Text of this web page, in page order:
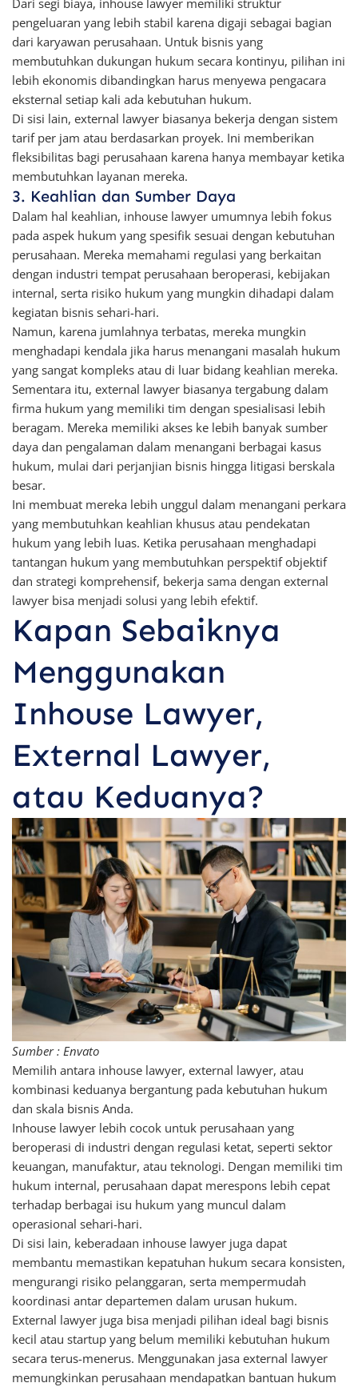
Dari segi biaya, inhouse lawyer memiliki struktur
pengeluaran yang lebih stabil karena digaji sebagai bagian
dari karyawan perusahaan. Untuk bisnis yang
membutuhkan dukungan hukum secara kontinyu, pilihan ini
lebih ekonomis dibandingkan harus menyewa pengacara
eksternal setiap kali ada kebutuhan hukum.
Di sisi lain, external lawyer biasanya bekerja dengan sistem
tarif per jam atau berdasarkan proyek. Ini memberikan
fleksibilitas bagi perusahaan karena hanya membayar ketika
membutuhkan layanan mereka.
3. Keahlian dan Sumber Daya
Dalam hal keahlian, inhouse lawyer umumnya lebih fokus
pada aspek hukum yang spesifik sesuai dengan kebutuhan
perusahaan. Mereka memahami regulasi yang berkaitan
dengan industri tempat perusahaan beroperasi, kebijakan
internal, serta risiko hukum yang mungkin dihadapi dalam
kegiatan bisnis sehari-hari.
Namun, karena jumlahnya terbatas, mereka mungkin
menghadapi kendala jika harus menangani masalah hukum
yang sangat kompleks atau di luar bidang keahlian mereka.
Sementara itu, external lawyer biasanya tergabung dalam
firma hukum yang memiliki tim dengan spesialisasi lebih
beragam. Mereka memiliki akses ke lebih banyak sumber
daya dan pengalaman dalam menangani berbagai kasus
hukum, mulai dari perjanjian bisnis hingga litigasi berskala
besar.
Ini membuat mereka lebih unggul dalam menangani perkara
yang membutuhkan keahlian khusus atau pendekatan
hukum yang lebih luas. Ketika perusahaan menghadapi
tantangan hukum yang membutuhkan perspektif objektif
dan strategi komprehensif, bekerja sama dengan external
lawyer bisa menjadi solusi yang lebih efektif.
Kapan Sebaiknya
Menggunakan
Inhouse Lawyer,
External Lawyer,
atau Keduanya?
Sumber : Envato
Memilih antara inhouse lawyer, external lawyer, atau
kombinasi keduanya bergantung pada kebutuhan hukum
dan skala bisnis Anda.
Inhouse lawyer lebih cocok untuk perusahaan yang
beroperasi di industri dengan regulasi ketat, seperti sektor
keuangan, manufaktur, atau teknologi. Dengan memiliki tim
hukum internal, perusahaan dapat merespons lebih cepat
terhadap berbagai isu hukum yang muncul dalam
operasional sehari-hari.
Di sisi lain, keberadaan inhouse lawyer juga dapat
membantu memastikan kepatuhan hukum secara konsisten,
mengurangi risiko pelanggaran, serta mempermudah
koordinasi antar departemen dalam urusan hukum.
External lawyer juga bisa menjadi pilihan ideal bagi bisnis
kecil atau startup yang belum memiliki kebutuhan hukum
secara terus-menerus. Menggunakan jasa external lawyer
memungkinkan perusahaan mendapatkan bantuan hukum